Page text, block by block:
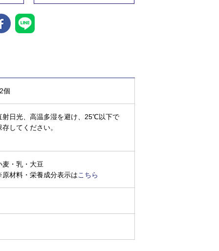
個
射日光、高温多湿を避け、25℃以下で
存してください。
麦・乳・大豆
材料・栄養成分表示はこちら